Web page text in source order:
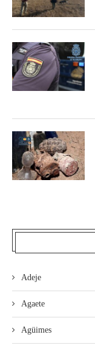
Adeje
Agaete
Agüimes